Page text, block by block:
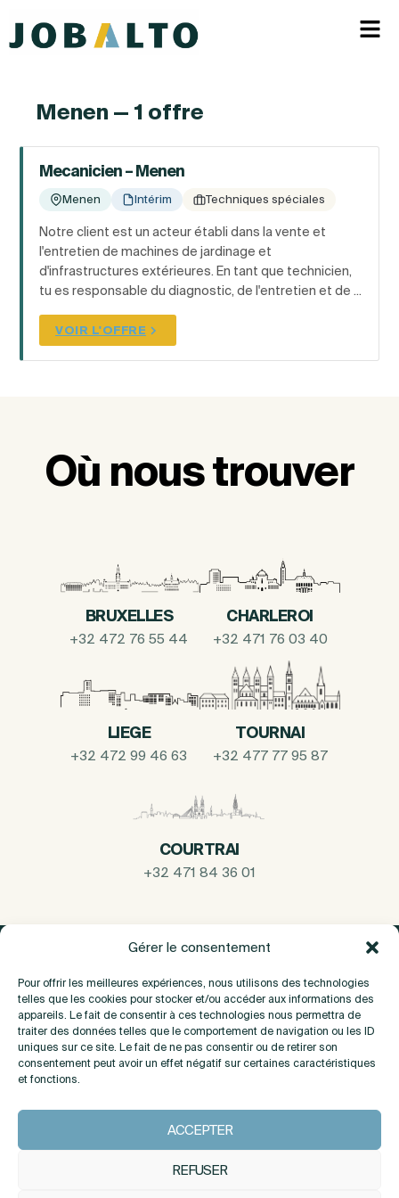
Gérer le consentement
Pour offrir les meilleures expériences, nous utilisons des technologies
telles que les cookies pour stocker et/ou accéder aux informations des
appareils. Le fait de consentir à ces technologies nous permettra de
traiter des données telles que le comportement de navigation ou les ID
uniques sur ce site. Le fait de ne pas consentir ou de retirer son
consentement peut avoir un effet négatif sur certaines caractéristiques
et fonctions.
ACCEPTER
REFUSER
Menen — 1 offre
Mecanicien – Menen
Menen Intérim Techniques spéciales
Notre client est un acteur établi dans la vente et
l'entretien de machines de jardinage et
d'infrastructures extérieures. En tant que technicien,
tu es responsable du diagnostic, de l'entretien et de ...
VOIR L'OFFRE
Où nous trouver
BRUXELLES
+32 472 76 55 44
CHARLEROI
+32 471 76 03 40
LIEGE
+32 472 99 46 63
TOURNAI
+32 477 77 95 87
COURTRAI
+32 471 84 36 01
A propos
Contact